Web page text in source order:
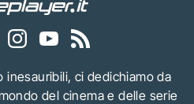
inesauribili, ci dedichiamo da
del cinema e delle serie